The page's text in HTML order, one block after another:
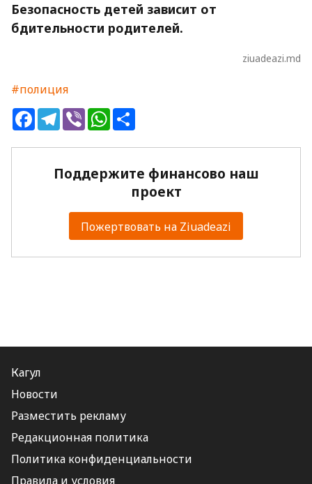
Безопасность детей зависит от
бдительности родителей.
ziuadeazi.md
#полиция
FacebookTelegram
ViberWhatsApp
Поддержите финансово наш
проект
Пожертвовать на Ziuadeazi
Кагул
Новости
Разместить рекламу
Редакционная политика
Политика конфиденциальности
Правила и условия